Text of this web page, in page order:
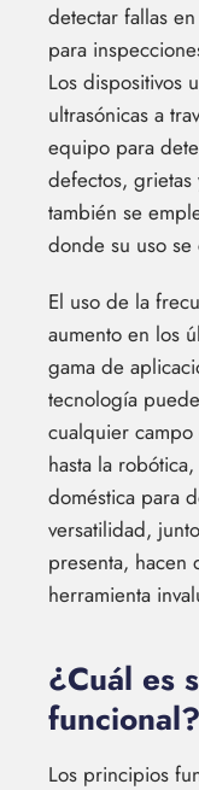
detectar fallas
para
Los dispositivos
ultrasónicas a
equipo para
defectos, grietas
también se
donde su uso
El uso de la
aumento en los
gama de
tecnología
cualquier
hasta la
doméstica para
versatilidad,
presenta, hacen
herramienta
¿Cuál es
funcional?
Los principios